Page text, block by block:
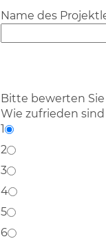
Name des
lasse
dieses
Feld
leer.
Bitte bewerten
Wie zufrieden
1
2
3
4
5
6